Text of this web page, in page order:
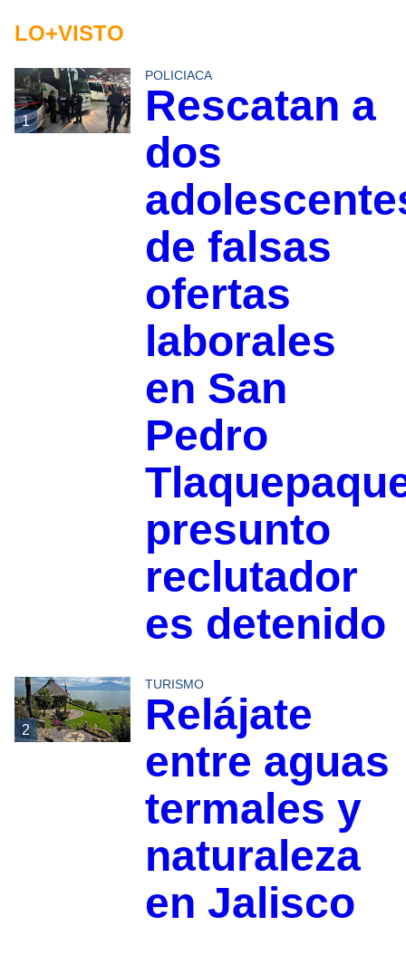
LO+VISTO
1
POLICIACA
Rescatan a
dos
de falsas
ofertas
laborales
en San
Pedro
presunto
reclutador
es detenido
2
TURISMO
Relájate
entre aguas
termales y
naturaleza
en Jalisco